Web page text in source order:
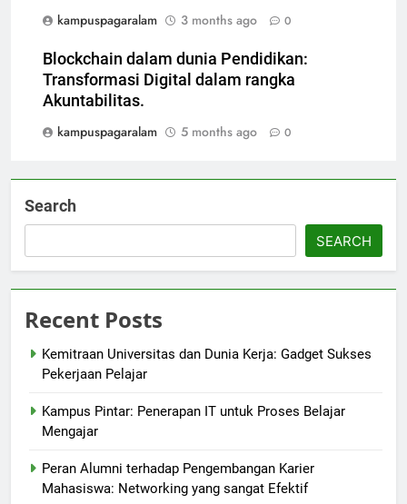
kampuspagaralam
3 months ago 0
Blockchain dalam dunia Pendidikan:
Transformasi Digital dalam rangka
Akuntabilitas.
kampuspagaralam
5 months ago 0
Search
SEARCH
Recent Posts
Kemitraan Universitas dan Dunia Kerja: Gadget Sukses
Pekerjaan Pelajar
Kampus Pintar: Penerapan IT untuk Proses Belajar
Mengajar
Peran Alumni terhadap Pengembangan Karier
Mahasiswa: Networking yang sangat Efektif